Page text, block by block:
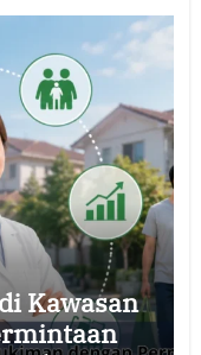
Kawasan